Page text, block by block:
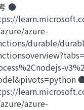
●
azure-
durable/
azure-